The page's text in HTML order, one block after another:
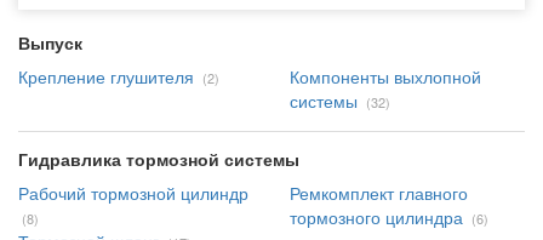
Выпуск
Крепление глушителя (2)
Компоненты выхлопной
системы (32)
Гидравлика тормозной системы
Рабочий тормозной цилиндр
(8)
Ремкомплект главного
тормозного цилиндра (6)